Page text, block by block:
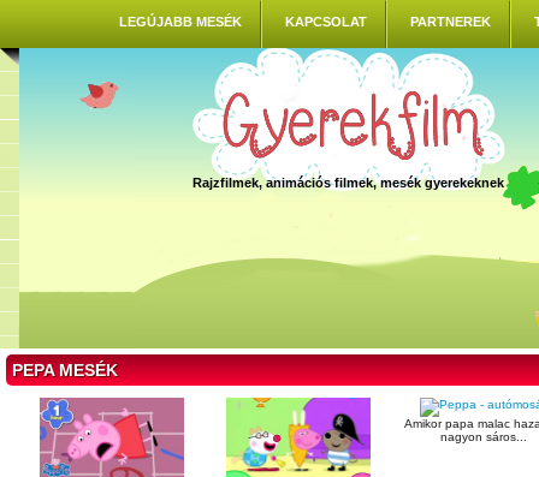
LEGÚJABB MESÉK KAPCSOLAT PARTNEREK
Rajzfilmek, animációs filmek, mesék gyerekeknek
PEPA MESÉK
Amikor papa malac
nagyon sáros...